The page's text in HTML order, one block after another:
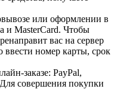
или оформлении в
и MasterCard. Чтобы
вас на сервер
номер карты, срок
заказе: PayPal,
совершения покупки